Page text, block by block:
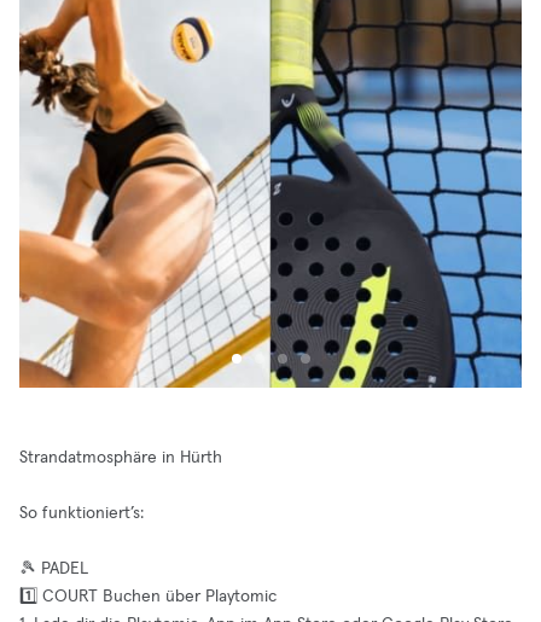
Strandatmosphäre in Hürth
So funktioniert’s:
🎾 PADEL
1️⃣ COURT Buchen über Playtomic